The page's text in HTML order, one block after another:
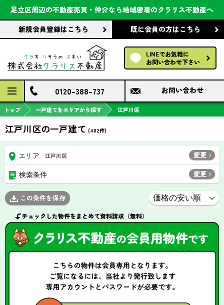
足立区周辺の不動産売買・仲介なら地域密着のクラリス不動産へ
新規会員登録はこちら 既に会員の方はこちら
LINEでお気軽に
お問い合わせ下さい
会社案内
前回の履歴で探す
保存した条件で探す
検討中の物件
0120-388-737 お問い合わせ
トップ 一戸建てをエリアから探す 江戸川区
江戸川区の一戸建て (402件)
エリア 江戸川区 変更
検索条件 変更
この条件を保存
チェックした物件をまとめて資料請求（無料）